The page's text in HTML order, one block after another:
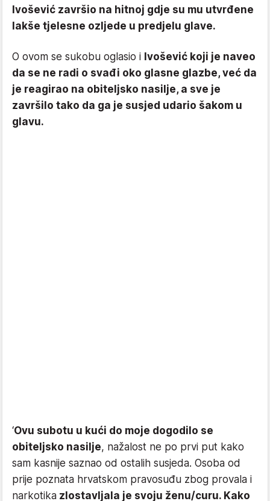
Ivošević završio na hitnoj gdje su mu utvrđene
lakše tjelesne ozljede u predjelu glave.
O ovom se sukobu oglasio i Ivošević koji je naveo
da se ne radi o svađi oko glasne glazbe, već da
je reagirao na obiteljsko nasilje, a sve je
završilo tako da ga je susjed udario šakom u
glavu.
‘Ovu subotu u kući do moje dogodilo se
obiteljsko nasilje, nažalost ne po prvi put kako
sam kasnije saznao od ostalih susjeda. Osoba od
prije poznata hrvatskom pravosuđu zbog provala i
narkotika zlostavljala je svoju ženu/curu. Kako